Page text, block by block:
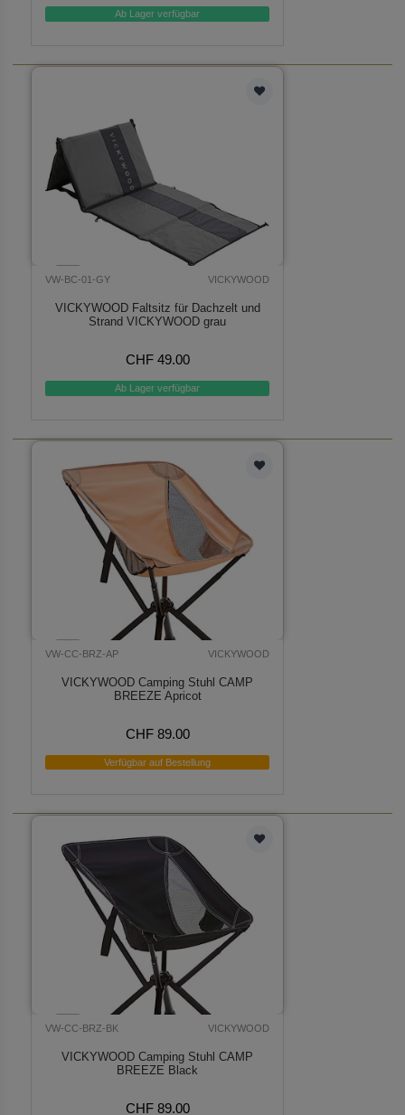
Ab Lager verfügbar
VW-BC-01-GY VICKYWOOD
VICKYWOOD Faltsitz für Dachzelt und
Strand VICKYWOOD grau
CHF 49.00
Ab Lager verfügbar
VW-CC-BRZ-AP VICKYWOOD
VICKYWOOD Camping Stuhl CAMP
BREEZE Apricot
CHF 89.00
Verfügbar auf Bestellung
VW-CC-BRZ-BK VICKYWOOD
VICKYWOOD Camping Stuhl CAMP
BREEZE Black
CHF 89.00